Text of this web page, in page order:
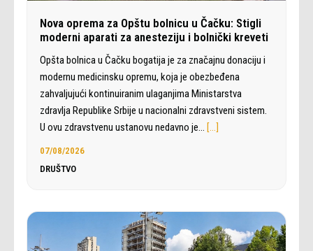
Nova oprema za Opštu bolnicu u Čačku: Stigli
moderni aparati za anesteziju i bolnički kreveti
Opšta bolnica u Čačku bogatija je za značajnu donaciju i
modernu medicinsku opremu, koja je obezbeđena
zahvaljujući kontinuiranim ulaganjima Ministarstva
zdravlja Republike Srbije u nacionalni zdravstveni sistem.
U ovu zdravstvenu ustanovu nedavno je… […]
07/08/2026
DRUŠTVO